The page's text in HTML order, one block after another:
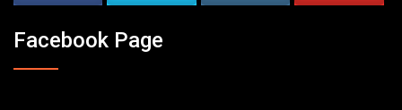
Facebook Page